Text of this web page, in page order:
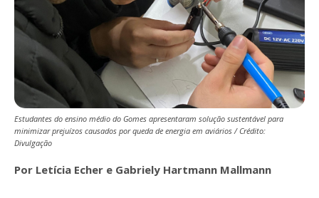
Estudantes do ensino médio do Gomes apresentaram solução sustentável para
minimizar prejuízos causados por queda de energia em aviários / Crédito:
Divulgação
Por Letícia Echer e Gabriely Hartmann Mallmann